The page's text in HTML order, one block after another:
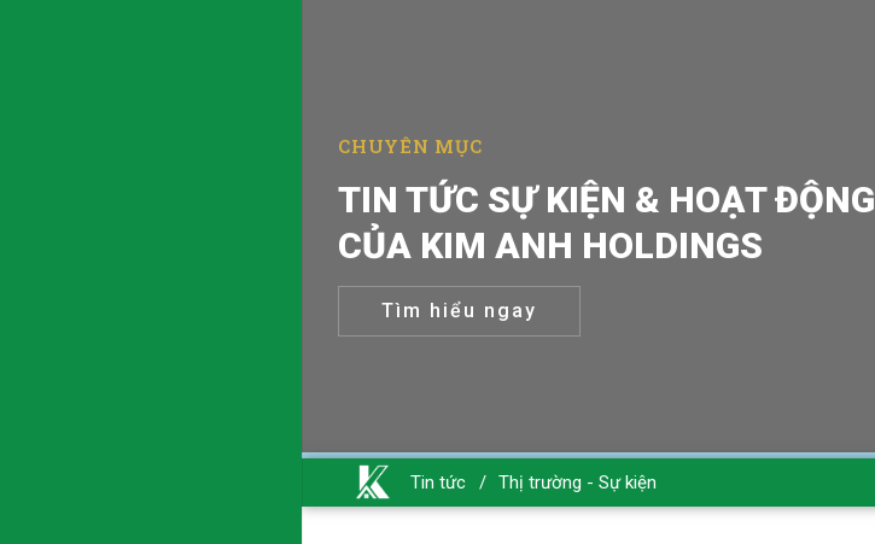
TIN TỨC SỰ KIỆN & HOẠT ĐỘNG
CỦA KIM ANH HOLDINGS
CHUYÊN MỤC
Tìm hiểu ngay
Tin tức / Thị trường - Sự kiện